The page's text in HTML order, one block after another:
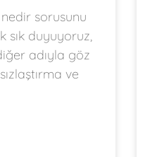
sorusunu
sık duyuyoruz,
adıyla göz
ve